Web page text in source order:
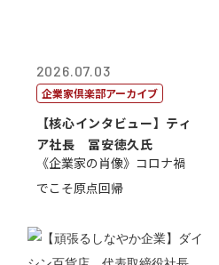
2026.07.03
企業家倶楽部アーカイブ
【核心インタビュー】ティ
ア社長 冨安徳久氏
《企業家の肖像》コロナ禍
でこそ原点回帰